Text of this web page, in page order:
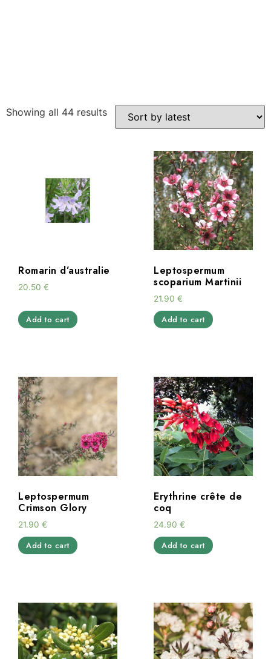
Showing all 44 results
Romarin d’australie
20.50 €
Add to cart
Leptospermum
scoparium Martinii
21.90 €
Add to cart
Leptospermum
Crimson Glory
21.90 €
Add to cart
Erythrine crête de
coq
24.90 €
Add to cart